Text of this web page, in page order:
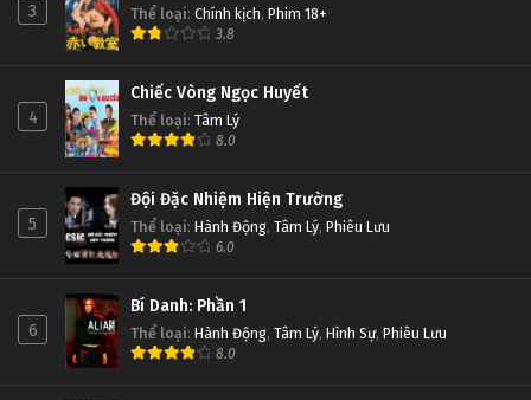
3 Thể loại: Chính kịch, Phim 18+
3.8
4
Chiếc Vòng Ngọc Huyết
Thể loại: Tâm Lý
8.0
5
Đội Đặc Nhiệm Hiện Trường
Thể loại: Hành Động, Tâm Lý, Phiêu Lưu
6.0
6
Bí Danh: Phần 1
Thể loại: Hành Động, Tâm Lý, Hình Sự, Phiêu Lưu
8.0